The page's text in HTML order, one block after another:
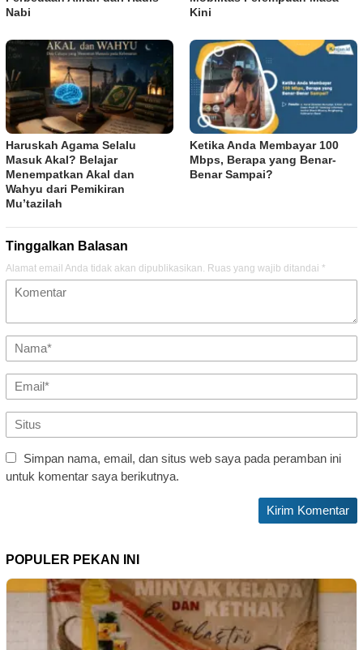
Nabi
Kini
Haruskah Agama Selalu
Masuk Akal? Belajar
Menempatkan Akal dan
Wahyu dari Pemikiran
Mu’tazilah
Ketika Anda Membayar 100
Mbps, Berapa yang Benar-
Benar Sampai?
Tinggalkan Balasan
Alamat email Anda tidak akan dipublikasikan. Ruas yang wajib ditandai *
Simpan nama, email, dan situs web saya pada peramban ini
untuk komentar saya berikutnya.
POPULER PEKAN INI